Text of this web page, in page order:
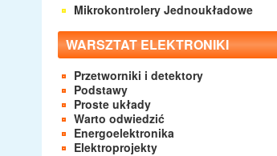
Mikrokontrolery Jednoukładowe
WARSZTAT ELEKTRONIKI
Przetworniki i detektory
Podstawy
Proste układy
Warto odwiedzić
Energoelektronika
Elektroprojekty